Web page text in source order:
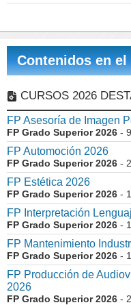
Contenidos en el
CURSOS 2026
FP Asesoría de Imagen
FP Grado Superior 2026 -
FP Automoción 2026
FP Grado Superior 2026 -
FP Estética 2026
FP Grado Superior 2026 -
FP Interpretación
FP Grado Superior 2026 -
FP Mantenimiento
FP Grado Superior 2026 -
FP Producción de
2026
FP Grado Superior 2026 -